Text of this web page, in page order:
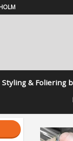
Styling & Foliering